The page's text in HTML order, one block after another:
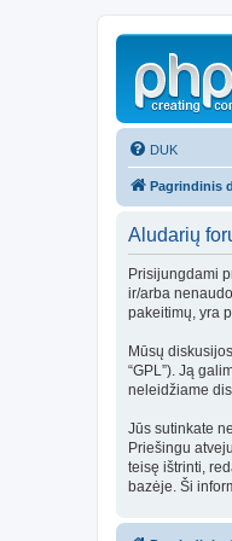
DUK
Pagrindinis
Aludarių
Prisijungdami
ir/arba
pakeitimų, yra
Mūsų
“GPL”). Ją
neleidžiame
Jūs sutinkate
Priešingu
teisę ištrinti,
bazėje. Ši